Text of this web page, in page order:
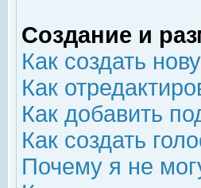
Создание и
Как создать
Как
Как добавить
Как создать
Почему я не